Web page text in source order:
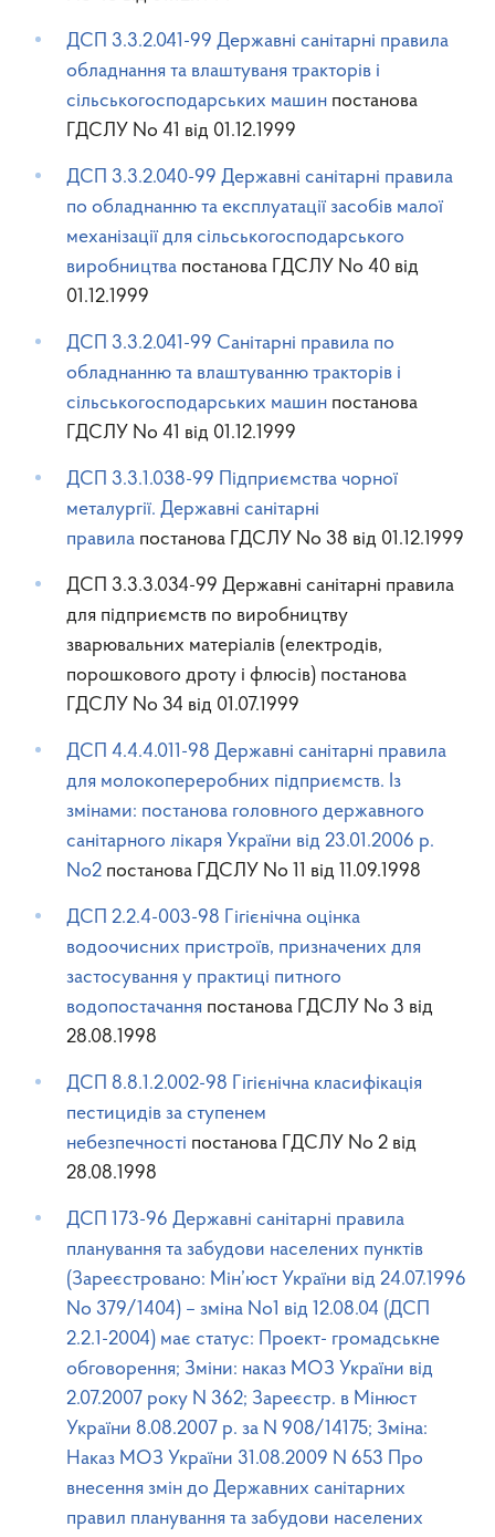
ДСП 3.3.2.041-99 Державнi санiтарнi правила
обладнання та влаштуваня тракторiв i
сiльськогосподарських машин постанова
ГДСЛУ No 41 від 01.12.1999
ДСП 3.3.2.040-99 Державнi санiтарнi правила
по обладнанню та експлуатацiї засобiв малої
механiзацiї для сiльськогосподарського
виробництва постанова ГДСЛУ No 40 від
01.12.1999
ДСП 3.3.2.041-99 Санітарні правила по
обладнанню та влаштуванню тракторів і
сільськогосподарських машин постанова
ГДСЛУ No 41 від 01.12.1999
ДСП 3.3.1.038-99 Підприємства чорної
металургії. Державні санітарні
правила постанова ГДСЛУ No 38 від 01.12.1999
ДСП 3.3.3.034-99 Державні санітарні правила
для підприємств по виробництву
зварювальних матеріалів (електродів,
порошкового дроту і флюсів) постанова
ГДСЛУ No 34 від 01.07.1999
ДСП 4.4.4.011-98 Державні санітарні правила
для молокопереробних підприємств. Із
змінами: постанова головного державного
санітарного лікаря України від 23.01.2006 р.
No2 постанова ГДСЛУ No 11 від 11.09.1998
ДСП 2.2.4-003-98 Гігієнічна оцінка
водоочисних пристроїв, призначених для
застосування у практиці питного
водопостачання постанова ГДСЛУ No 3 від
28.08.1998
ДСП 8.8.1.2.002-98 Гігієнічна класифікація
пестицидів за ступенем
небезпечності постанова ГДСЛУ No 2 від
28.08.1998
ДСП 173-96 Державні санітарні правила
планування та забудови населених пунктів
(Зареєстровано: Мін’юст України вiд 24.07.1996
No 379/1404) – зміна No1 від 12.08.04 (ДСП
2.2.1-2004) має статус: Проект- громадськне
обговорення; Зміни: наказ МОЗ України від
2.07.2007 року N 362; Зареєстр. в Мінюст
України 8.08.2007 р. за N 908/14175; Зміна:
Наказ МОЗ України 31.08.2009 N 653 Про
внесення змін до Державних санітарних
правил планування та забудови населених